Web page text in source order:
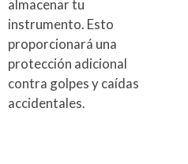
almacenar tu
instrumento. Esto
proporcionará una
protección adicional
contra golpes y caídas
accidentales.